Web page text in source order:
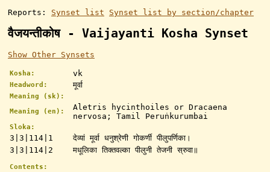
Reports: Synset list Synset list by section/chapter
वैजयन्तीकोष - Vaijayanti Kosha Synset
Show Other Synsets
Kosha: vk
Headword: मूर्वा
Meaning (sk):
Meaning (en):
Aletris hycinthoiles or Dracaena
nervosa; Tamil Peruṅkurumbai
Sloka:
3|3|114|1
देव्यां मूर्वा धनुश्रेणी गोकर्णी पीलुपर्णिका।
3|3|114|2
मधूलिका तिक्तवल्का पीलुनी तेजनी स्रुवा॥
Contents: